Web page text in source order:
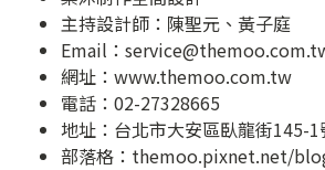
主持設計師：陳聖元、黃子庭
Email：
網址： www.themoo.com.tw
電話：02-27328665
地址： 台北市大安區臥龍街145-1
部落格： themoo.pixnet.net/